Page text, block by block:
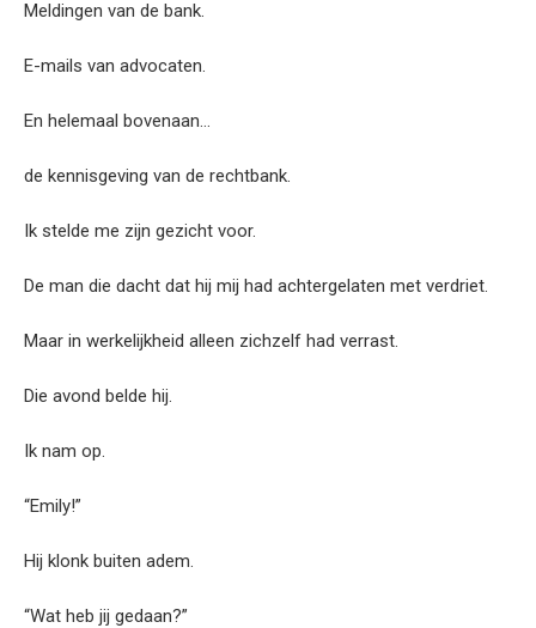
Meldingen van de bank.
E-mails van advocaten.
En helemaal bovenaan…
de kennisgeving van de rechtbank.
Ik stelde me zijn gezicht voor.
De man die dacht dat hij mij had achtergelaten met verdriet.
Maar in werkelijkheid alleen zichzelf had verrast.
Die avond belde hij.
Ik nam op.
“Emily!”
Hij klonk buiten adem.
“Wat heb jij gedaan?”